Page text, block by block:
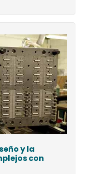
y la
con